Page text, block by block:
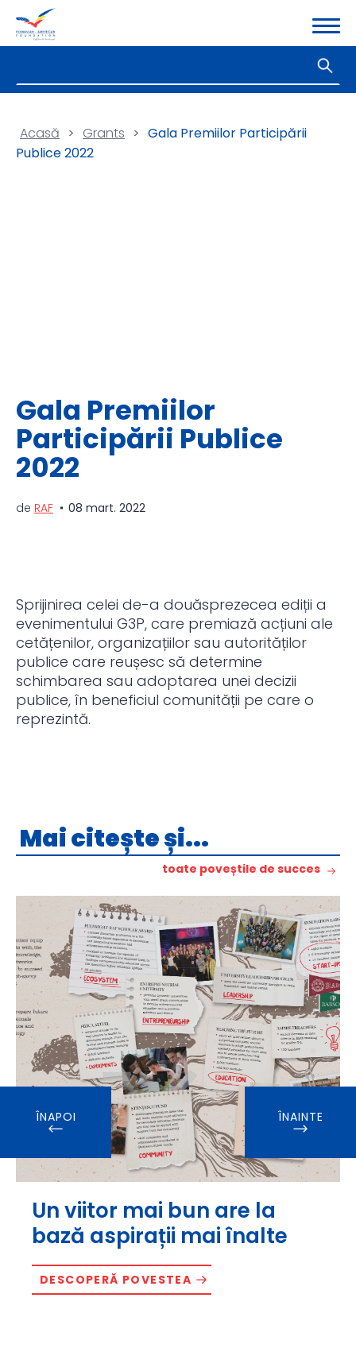
Acasă > Grants > Gala Premiilor Participării
Publice 2022
Gala Premiilor
Participării Publice
2022
de RAF 08 mart. 2022
Sprijinirea celei de-a douăsprezecea ediții a
evenimentului G3P, care premiază acțiuni ale
cetățenilor, organizațiilor sau autorităților
publice care reușesc să determine
schimbarea sau adoptarea unei decizii
publice, în beneficiul comunității pe care o
reprezintă.
Mai citește și...
toate poveștile de succes
Un viitor mai bun are la
bază aspirații mai înalte
DESCOPERĂ POVESTEA
ÎNAPOI ÎNAINTE